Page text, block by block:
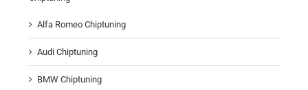
Alfa Romeo Chiptuning
Audi Chiptuning
BMW Chiptuning